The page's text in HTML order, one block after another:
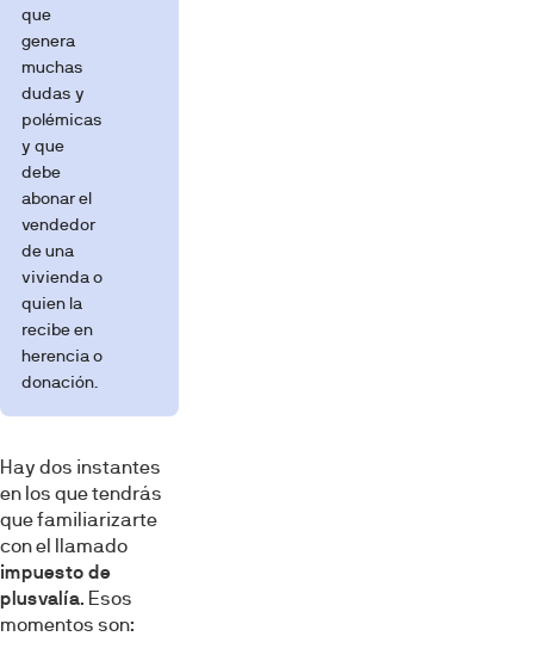
que
genera
muchas
dudas y
polémicas
y que
debe
abonar el
vendedor
de una
vivienda o
quien la
recibe en
herencia o
donación.
Hay dos instantes
en los que tendrás
que familiarizarte
con el llamado
impuesto de
plusvalía. Esos
momentos son: